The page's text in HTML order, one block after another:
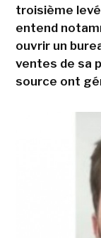
troisième
entend
ouvrir un
ventes de sa
source ont